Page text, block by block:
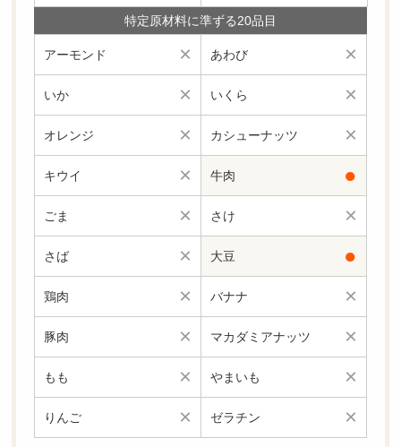
特定原材料に準ずる20品目
アーモンド × あわび ×
いか × いくら ×
オレンジ × カシューナッツ ×
キウイ × 牛肉 ●
ごま × さけ ×
さば × 大豆 ●
鶏肉 × バナナ ×
豚肉 × マカダミアナッツ ×
もも × やまいも ×
りんご × ゼラチン ×